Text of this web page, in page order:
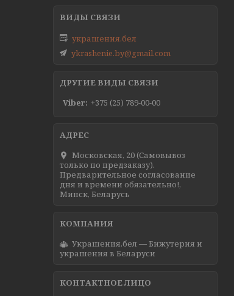
украшения.бел
ykrashenie.by@gmail.com
ДРУГИЕ ВИДЫ СВЯЗИ
Viber +375 (25) 789-00-00
Московская, 20 (Самовывоз
только по предзаказу).
Предварительное согласование
дня и времени обязательно!,
Минск, Беларусь
Украшения.бел — Бижутерия и
украшения в Беларуси